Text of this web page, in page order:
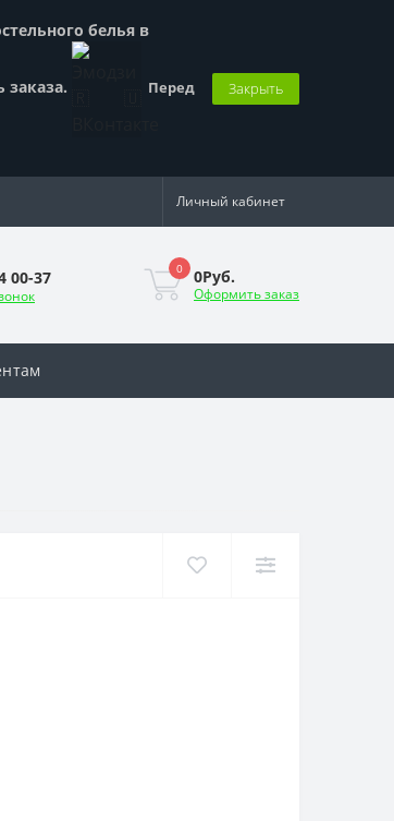
белья в
заказа. Перед Закрыть
Личный кабинет
00-37 0 0Руб.
Оформить заказ